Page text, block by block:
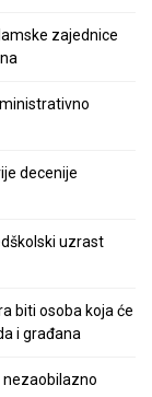
zajednice
decenije
uzrast
biti osoba koja će
i građana
nezaobilazno